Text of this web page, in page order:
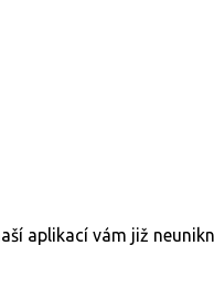
aplikací vám již